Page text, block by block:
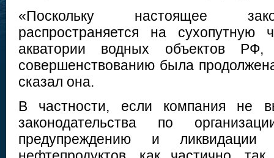
«Поскольку настоящее
распространяется на
акватории водных объектов
совершенствованию была
сказал она.
В частности, если компания не
законодательства по
предупреждению и